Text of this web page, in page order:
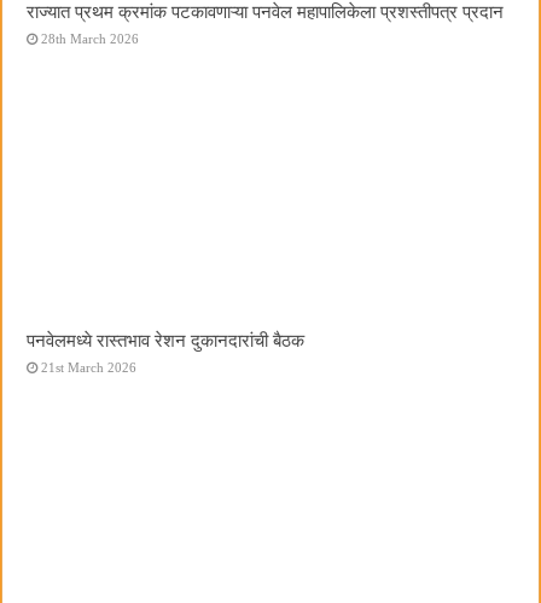
राज्यात प्रथम क्रमांक पटकावणाऱ्या पनवेल महापालिकेला प्रशस्तीपत्र प्रदान
28th March 2026
पनवेलमध्ये रास्तभाव रेशन दुकानदारांची बैठक
21st March 2026